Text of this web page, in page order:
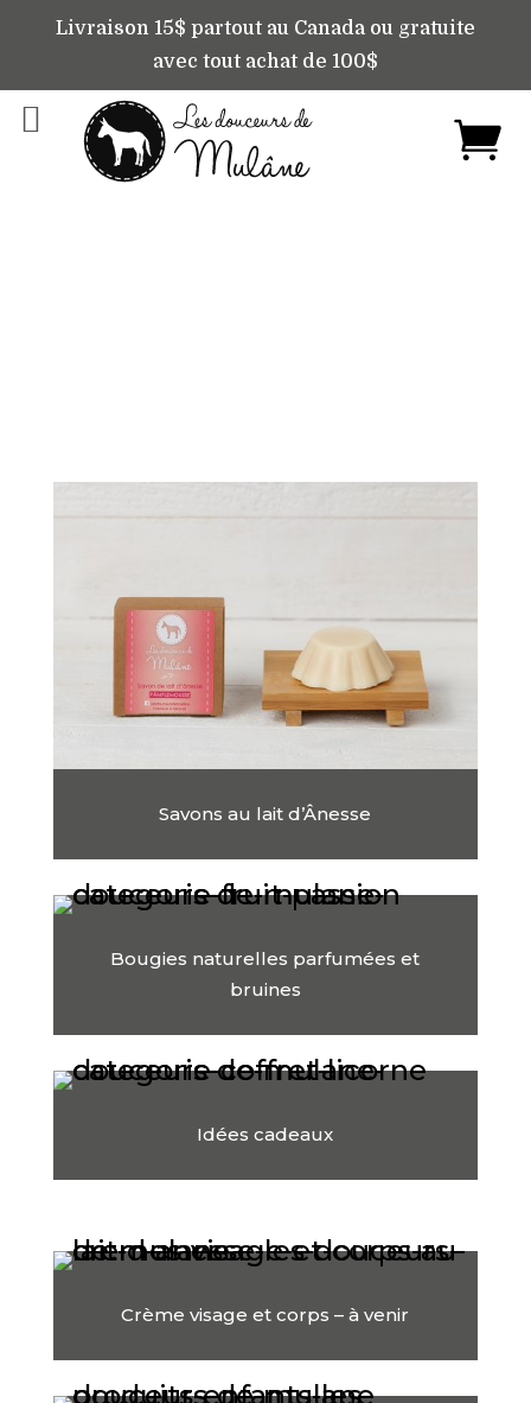
Livraison 15$ partout au Canada ou gratuite
avec tout achat de 100$
Savons au lait d’Ânesse
Bougies naturelles parfumées et
bruines
Idées cadeaux
Crème visage et corps – à venir